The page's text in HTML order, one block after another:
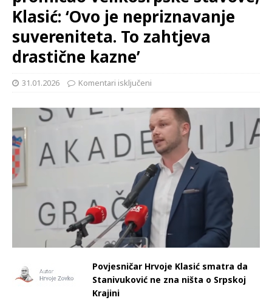
Klasić: ‘Ovo je nepriznavanje
suvereniteta. To zahtjeva
drastične kazne’
31.01.2026 Komentari isključeni
Povjesničar Hrvoje Klasić smatra da
Stanivuković ne zna ništa o Srpskoj
Krajini